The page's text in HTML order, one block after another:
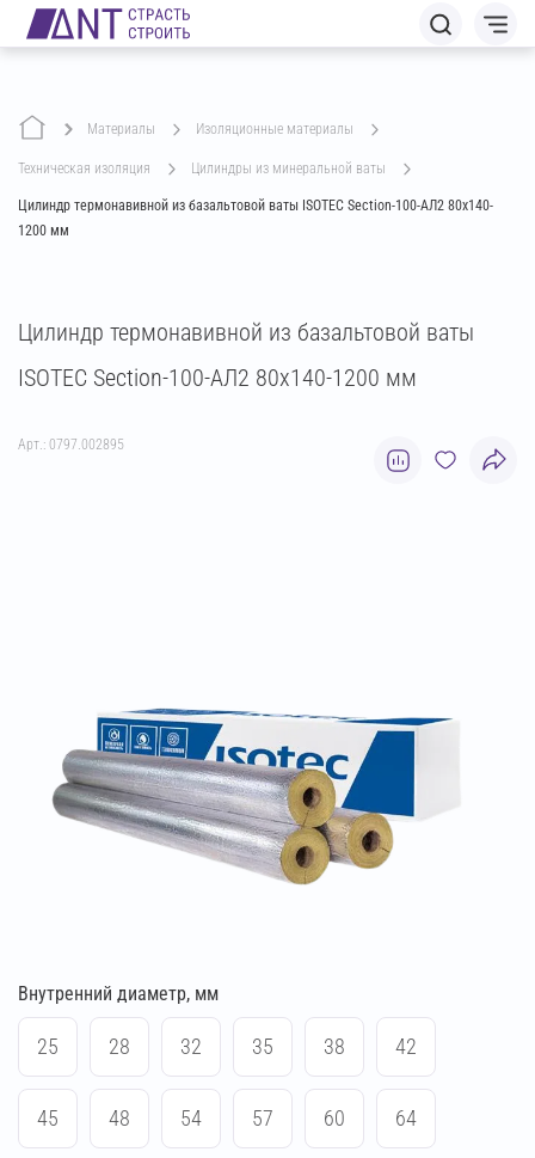
Материалы изоляционные материалы
техническая изоляция цилиндры из минеральной ваты
Цилиндр термонавивной из базальтовой ваты ISOTEC Section-100-АЛ2 80х140-
1200 мм
Цилиндр термонавивной из базальтовой ваты
ISOTEC Section-100-АЛ2 80х140-1200 мм
Арт.: 0797.002895
Внутренний диаметр, мм
25 28 32 35 38 42
45 48 54 57 60 64